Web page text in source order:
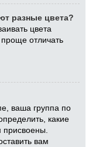
разные цвета?
цвета
отличать
ваша группа по
какие
вам